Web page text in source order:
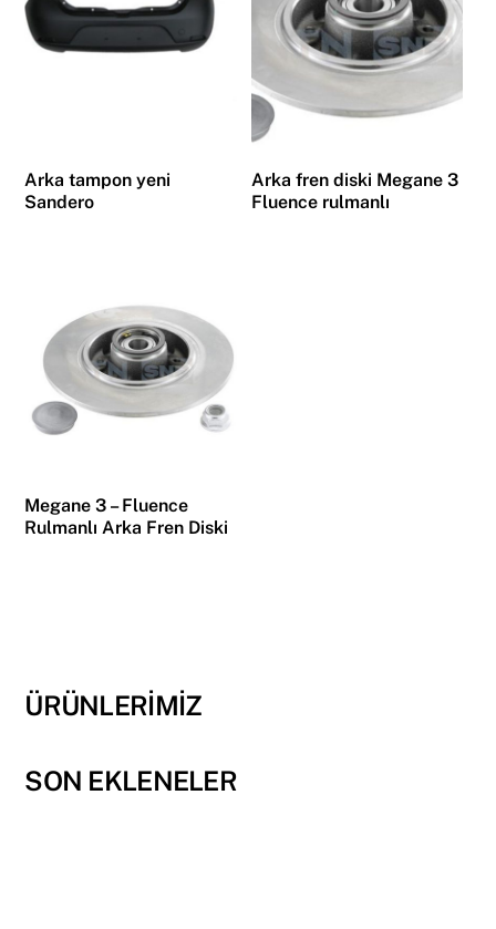
Arka tampon yeni
Sandero
Arka fren diski Megane 3
Fluence rulmanlı
Megane 3 – Fluence
Rulmanlı Arka Fren Diski
ÜRÜNLERİMİZ
SON EKLENELER